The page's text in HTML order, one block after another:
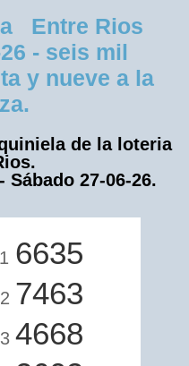
Entre Rios
- seis mil
y nueve a la
de la loteria
27-06-26.
6635
7463
4668